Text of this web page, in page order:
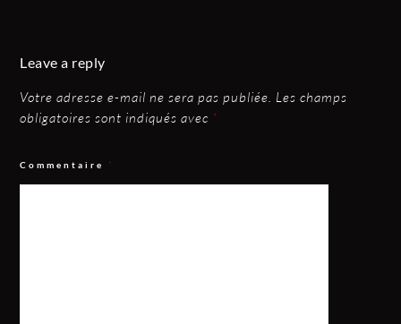
Leave a reply
Votre adresse e-mail ne sera pas publiée. Les champs
obligatoires sont indiqués avec *
Commentaire *